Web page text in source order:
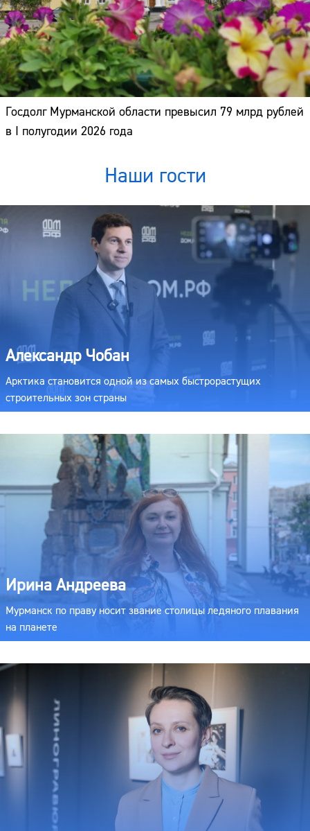
Госдолг Мурманской области превысил 79 млрд рублей
в I полугодии 2026 года
Наши гости
Александр Чобан
Арктика становится одной из самых быстрорастущих
строительных зон страны
Ирина Андреева
Мурманск по праву носит звание столицы ледяного плавания
на планете